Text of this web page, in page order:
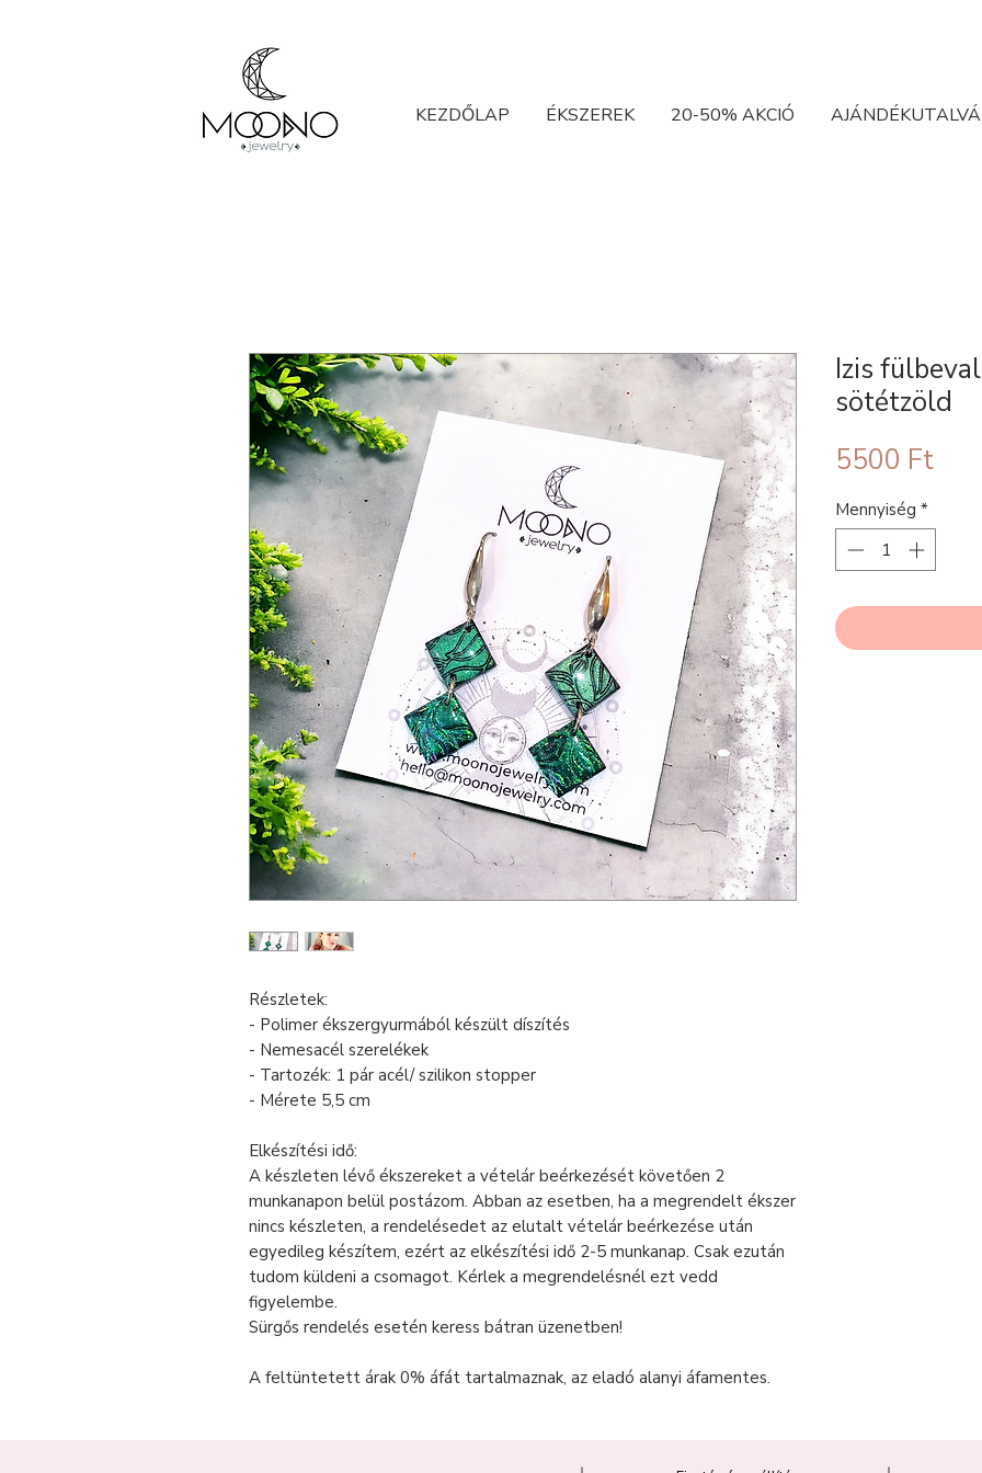
KEZDŐLAP ÉKSZEREK 20-50% AKCIÓ
Részletek:
- Polimer ékszergyurmából készült díszítés
- Nemesacél szerelékek
- Tartozék: 1 pár acél/ szilikon stopper
- Mérete 5,5 cm
Elkészítési idő:
A készleten lévő ékszereket a vételár beérkezését követően 2
munkanapon belül postázom. Abban az esetben, ha a megrendelt ékszer
nincs készleten, a rendelésedet az elutalt vételár beérkezése után
egyedileg készítem, ezért az elkészítési idő 2-5 munkanap. Csak ezután
tudom küldeni a csomagot. Kérlek a megrendelésnél ezt vedd
figyelembe.
Sürgős rendelés esetén keress bátran üzenetben!
A feltüntetett árak 0% áfát tartalmaznak, az eladó alanyi áfamentes.
Izis
sötétzöld
5500 FtÁr
Mennyiség *